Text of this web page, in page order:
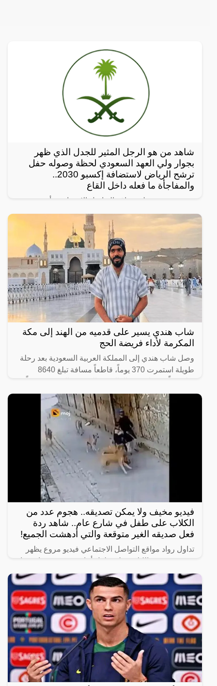
شاهد من هو الرجل المثير للجدل الذي ظهر
بجوار ولي العهد السعودي لحظة وصوله حفل
ترشح الرياض لاستضافة إكسبو 2030..
والمفاجأة ما فعله داخل القاع
رصد مغردون على مواقع التواصل الإجتماعي، أحدث
ظهور للرجل المجهول ذو النظرات الحادة الذي يقف دوماً
بالقرب من ولي العهد السعودي الأمير محمد بن سلمان
شاب هندي يسير على قدميه من الهند إلى مكة
المكرمة لأداء فريضة الحج
وصل شاب هندي إلى المملكة العربية السعودية بعد رحلة
طويلة استمرت 370 يوماً، قاطعاً مسافة تبلغ 8640
على
فيديو مخيف ولا يمكن تصديقه.. هجوم عدد من
الكلاب على طفل في شارع عام.. شاهد ردة
فعل صديقه الغير متوقعة والتي أدهشت الجميع!
تداول رواد مواقع التواصل الاجتماعي فيديو مروع يظهر
هجوم عدد من الكلاب على طفل أثناء سيره في شارع عام
برفقة صديقه.